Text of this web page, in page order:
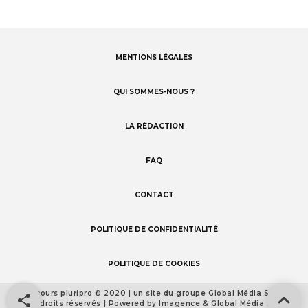
MENTIONS LÉGALES
QUI SOMMES-NOUS ?
LA RÉDACTION
FAQ
CONTACT
POLITIQUE DE CONFIDENTIALITÉ
POLITIQUE DE COOKIES
Footer
Concours pluripro © 2020 | un site du groupe Global Média Santé
Tous droits réservés | Powered by Imagence & Global Média Santé